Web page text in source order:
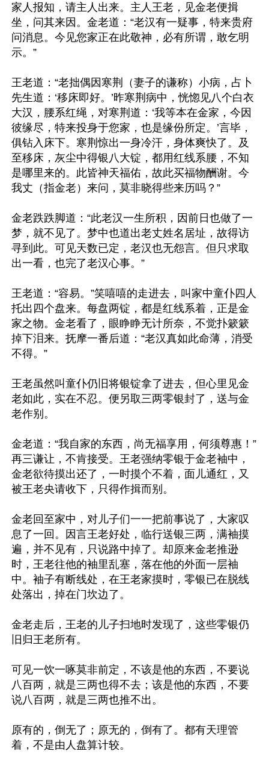
家人报知，请主人出来。主人王老，见金老便揖
坐，问其来因。金老道：“老汉有一疑事，特来贵府
问消息。今见您家正在此敬神，必有所谓，敢乞明
示。”
王老道：“老拙偶因寒荆（妻子的谦称）小病，占卜
先生道：‘移床即好。’昨寒荆病中，恍惚见八个白衣
大汉，腰系红绳，对寒荆道：‘我等本在金家，今因
彼缘尽，特来投身于您家，也是缘份所定。’言毕，
俱钻入床下。寒荆惊出一身冷汗，身体爽快了。及
至移床，灰尘中得银八大锭，都用红线系腰，不知
是哪里来的。此皆神天福佑，故此买福物酬谢。今
我丈（指金老）来问，莫非晓得些来历吗？”
金老跌跌脚道：“此老汉一生所积，因前日也做了一
梦，就不见了。梦中也道出老丈姓名居址，故得访
寻到此。可见天数已定，老汉也无怨言。但只求取
出一看，也完了老汉心事。”
王老道：“容易。”笑嘻嘻的走进去，叫家中童仆四人
托出四个盘来。每盘两锭，都是红线系着，正是金
家之物。金老看了，眼睁睁无计所奈，不觉扑簌簌
掉下泪来。抚摩一番后道：“老汉真如此命薄，消受
不得。”
王老虽然叫童仆仍旧将银锭拿了进去，但心里见金
老如此，实在不忍。便另取三两零银封了，送与金
老作别。
金老道：“我自家的东西，尚无福享用，何须尊惠！”
再三谦让，不肯接受。王老强纳零银于金老袖中，
金老欲待摸出还了，一时摸个不着，面儿通红，又
被王老央请收下，只得作揖而别。
金老回至家中，对儿子们一一把前事说了，大家叹
息了一回。因言王老好处，临行送银三两，满袖摸
遍，并不见有，只说路中掉了。却原来金老推逊
时，王老往他的袖里乱塞，落在他的外面一层袖
中。袖子有断线处，在王老家摸时，零银已在脱线
处落出，掉在门坎边了。
金老走后，王老的儿子扫地时发现了，这些零银仍
旧归王老所有。
可见一饮一啄莫非前定，不该是他的东西，不要说
八百两，就是三两也得不去；该是他的东西，不要
说八百两，就是三两也推不出。
原有的，倒无了；原无的，倒有了。都有天理管
着，不是由人盘算计较。